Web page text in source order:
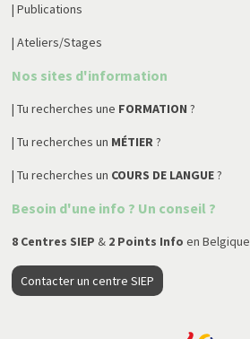
| Publications
| Ateliers/Stages
Nos sites d'information
| Tu recherches une FORMATION ?
| Tu recherches un MÉTIER?
| Tu recherches un COURS DE LANGUE?
Besoin d'une info ? Un conseil ?
8 Centres SIEP & 2 Points Info en
Contacter un centre SIEP